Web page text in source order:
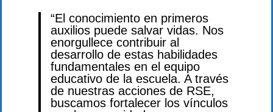
“El conocimiento en primeros
auxilios puede salvar vidas. Nos
enorgullece contribuir al
desarrollo de estas habilidades
fundamentales en el equipo
educativo de la escuela. A través
de nuestras acciones de RSE,
buscamos fortalecer los vínculos